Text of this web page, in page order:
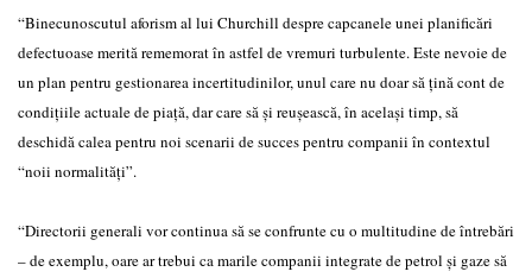
“Binecunoscutul aforism al lui Churchill despre capcanele unei planificări
defectuoase merită rememorat în astfel de vremuri turbulente. Este nevoie de
un plan pentru gestionarea incertitudinilor, unul care nu doar să ţină cont de
condiţiile actuale de piaţă, dar care să şi reuşească, în acelaşi timp, să
deschidă calea pentru noi scenarii de succes pentru companii în contextul
“noii normalităţi”.
“Directorii generali vor continua să se confrunte cu o multitudine de întrebări
– de exemplu, oare ar trebui ca marile companii integrate de petrol şi gaze să